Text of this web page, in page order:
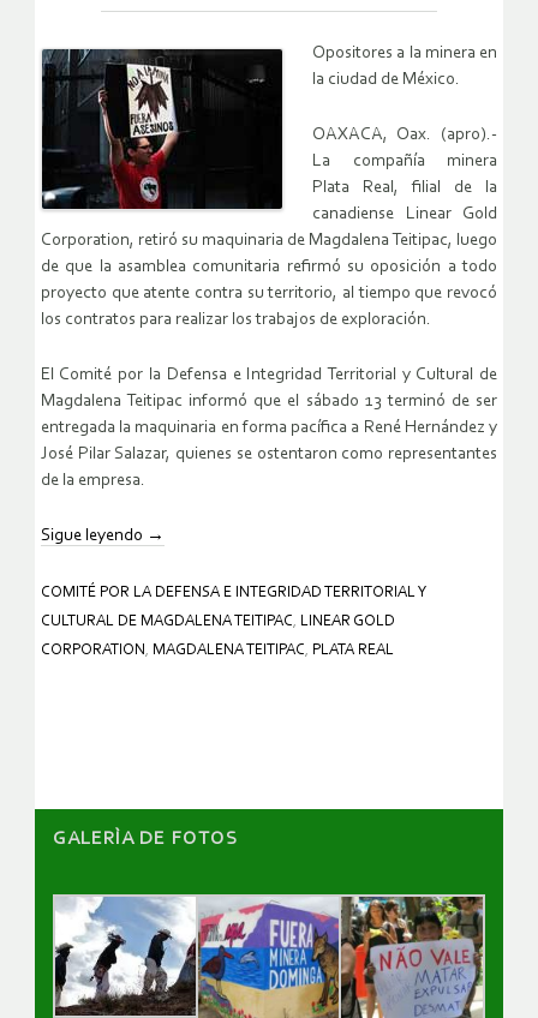
Opositores a la minera en
la ciudad de México.
OAXACA, Oax. (apro).-
La compañía minera
Plata Real, filial de la
canadiense Linear Gold
Corporation, retiró su maquinaria de Magdalena Teitipac, luego
de que la asamblea comunitaria refirmó su oposición a todo
proyecto que atente contra su territorio, al tiempo que revocó
los contratos para realizar los trabajos de exploración.
El Comité por la Defensa e Integridad Territorial y Cultural de
Magdalena Teitipac informó que el sábado 13 terminó de ser
entregada la maquinaria en forma pacífica a René Hernández y
José Pilar Salazar, quienes se ostentaron como representantes
de la empresa.
Sigue leyendo →
COMITÉ POR LA DEFENSA E INTEGRIDAD TERRITORIAL Y
CULTURAL DE MAGDALENA TEITIPAC, LINEAR GOLD
CORPORATION , MAGDALENA TEITIPAC, PLATA REAL
GALERÌA DE FOTOS